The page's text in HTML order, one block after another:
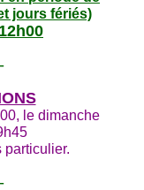
jours fériés)
le dimanche
particulier.